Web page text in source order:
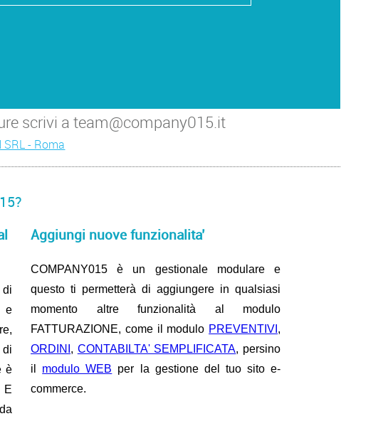
scrivi a team@company015.it
SRL - Roma
e
di
è
Aggiungi nuove funzionalita’
COMPANY015 è un gestionale modulare e
questo ti permetterà di aggiungere in qualsiasi
momento altre funzionalità al modulo
FATTURAZIONE, come il modulo PREVENTIVI ,
ORDINI , CONTABILTA' SEMPLIFICATA, persino
il modulo WEB per la gestione del tuo sito e-
commerce.